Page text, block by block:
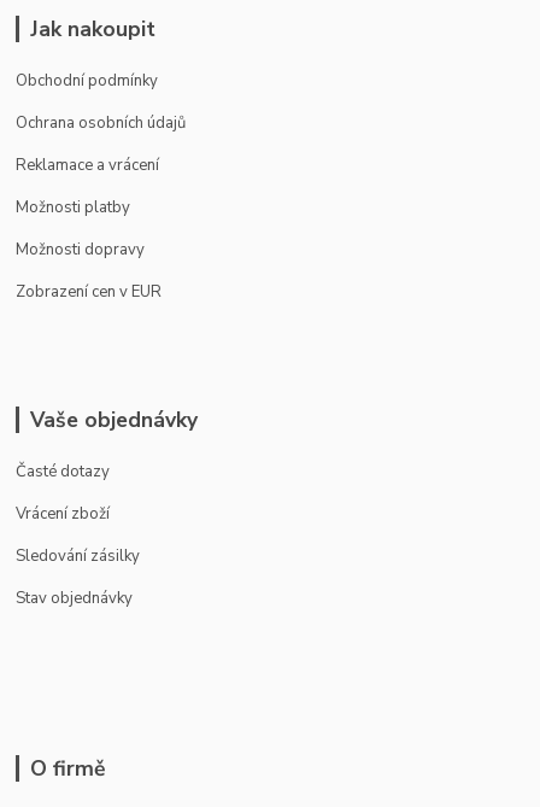
Jak nakoupit
Obchodní podmínky
Ochrana osobních údajů
Reklamace a vrácení
Možnosti platby
Možnosti dopravy
Zobrazení cen v EUR
Vaše objednávky
Časté dotazy
Vrácení zboží
Sledování zásilky
Stav objednávky
O firmě